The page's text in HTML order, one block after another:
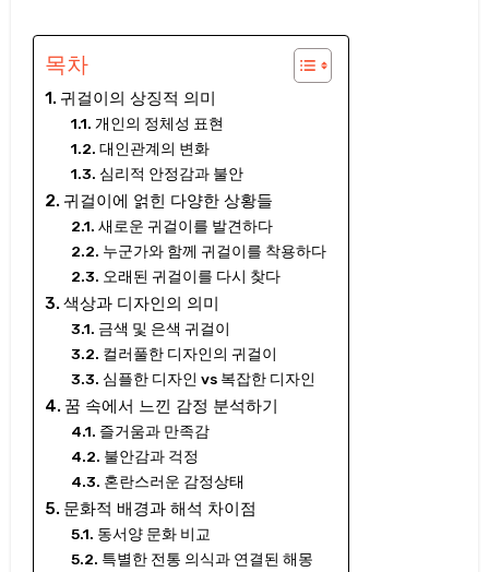
목차
귀걸이의 상징적 의미
개인의 정체성 표현
대인관계의 변화
심리적 안정감과 불안
귀걸이에 얽힌 다양한 상황들
새로운 귀걸이를 발견하다
누군가와 함께 귀걸이를 착용하다
오래된 귀걸이를 다시 찾다
색상과 디자인의 의미
금색 및 은색 귀걸이
컬러풀한 디자인의 귀걸이
심플한 디자인 vs 복잡한 디자인
꿈 속에서 느낀 감정 분석하기
즐거움과 만족감
불안감과 걱정
혼란스러운 감정상태
문화적 배경과 해석 차이점
동서양 문화 비교
특별한 전통 의식과 연결된 해몽